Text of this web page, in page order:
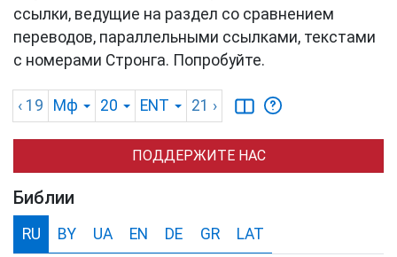
ссылки, ведущие на раздел со сравнением
переводов, параллельными ссылками, текстами
с номерами Стронга. Попробуйте.
‹ 19 Мф 20 ENT 21 ›
ПОДДЕРЖИТЕ НАС
Библии
RU BY UA EN DE GR LAT